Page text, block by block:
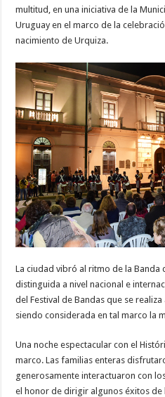
multitud, en una iniciativa de la
Uruguay en el marco de la
nacimiento de Urquiza.
La ciudad vibró al ritmo de la Banda
distinguida a nivel nacional e
del Festival de Bandas que se
siendo considerada en tal marco la
Una noche espectacular con el
marco. Las familias enteras
generosamente interactuaron con
el honor de dirigir algunos éxitos de